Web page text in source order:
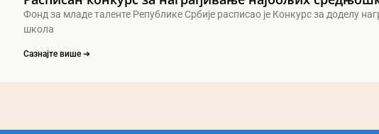
Фонд за младе таленте Републике Србије расписао је Конкурс за доделу
школа
Сазнајте више ➔